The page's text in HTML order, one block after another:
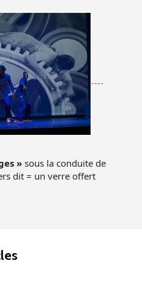
» sous la conduite de
dit = un verre offert